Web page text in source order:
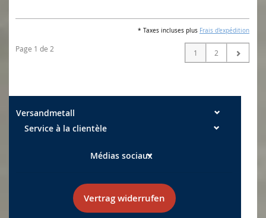
* Taxes incluses plus Frais d'expédition
Page 1 de 2 1 2
Versandmetall
Service à la clientèle
Médias sociaux
Vertrag widerrufen